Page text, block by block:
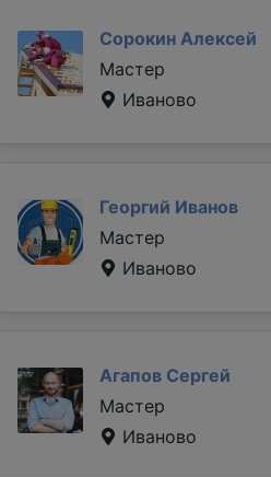
Сорокин Алексей
Мастер
Иваново
Георгий Иванов
Мастер
Иваново
Агапов Сергей
Мастер
Иваново